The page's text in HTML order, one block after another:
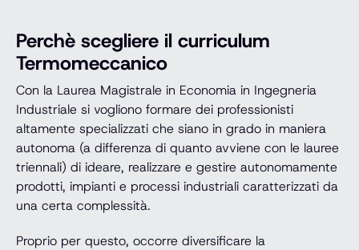
Perchè scegliere il curriculum
Termomeccanico
Con la Laurea Magistrale in Economia in Ingegneria
Industriale si vogliono formare dei professionisti
altamente specializzati che siano in grado in maniera
autonoma (a differenza di quanto avviene con le lauree
triennali) di ideare, realizzare e gestire autonomamente
prodotti, impianti e processi industriali caratterizzati da
una certa complessità.
Proprio per questo, occorre diversificare la